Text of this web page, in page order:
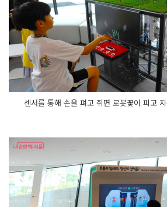
센서를 통해 손을 펴고 쥐면 로봇꽃이 피고